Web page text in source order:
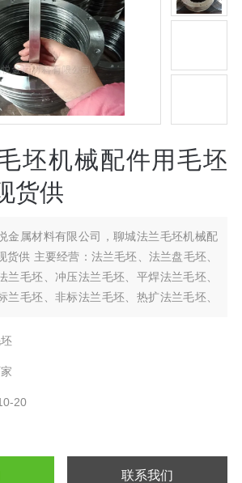
坯机械配件用毛坯
货供
金属材料有限公司，聊城法兰毛坯机械配
货供 主要经营：法兰毛坯、法兰盘毛坯、
兰毛坯、冲压法兰毛坯、平焊法兰毛坯、
兰毛坯、非标法兰毛坯、热扩法兰毛坯、
20
联系我们